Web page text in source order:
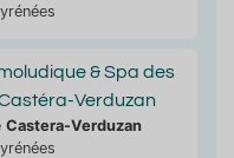
& Spa des
Verduzan
Castera-Verduzan